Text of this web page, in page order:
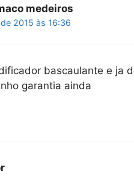
medeiros
2015 às 16:36
bascaulante e ja
garantia ainda